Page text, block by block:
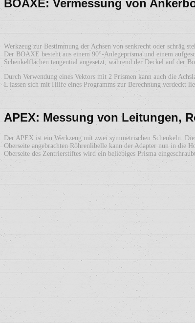
BOAXE: Vermessung von
Werkzeug zur Bestimmung der Achsen von senkrecht oder schräg
Der BOAXE besteht aus einem 90°-Anlegeprisma und einem
Schenkelflächen tangential angesetzt, während der Deckel auf der
Durch Verwendung eines Vektors mit 2 Prismen kann auch die
L lassen sich mit Hilfe eines Programms zur Berechnung verdeckt
APEX: Messung von Leitungen,
Der APEX ist ein Werkzeug mit zwei symmetrischen Schenkeln.
Oberseite angebrachten Röhrenlibelle kann der Adapter nun in die
Oberseite des Zentrierstiftes wird ein beliebiges Prisma